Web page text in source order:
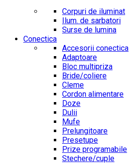
Corpuri de iluminat
Ilum. de sarbatori
Surse de lumina
Conectica
Accesorii conectica
Adaptoare
Bloc multipriza
Bride/coliere
Cleme
Cordon alimentare
Doze
Dulii
Mufe
Prelungitoare
Presetupe
Prize programabile
Stechere/cuple